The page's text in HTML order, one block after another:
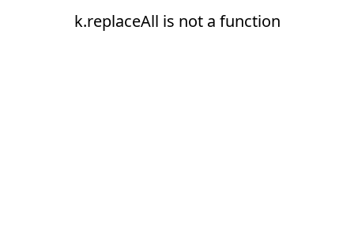
k.replaceAll is not a function